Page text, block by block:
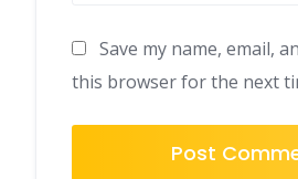
Save my name, email,
this browser for the next